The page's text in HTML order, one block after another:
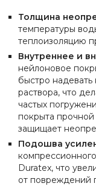
Толщина
температуры
теплоизоляцию
Внутреннее и
нейлоновое
быстро надевать
раствора, что
частых
покрыта
защищает
Подошва
Duratex, что
от повреждений